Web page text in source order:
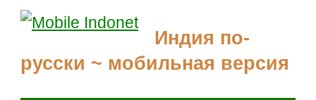
Индия по-
русски ~ мобильная версия